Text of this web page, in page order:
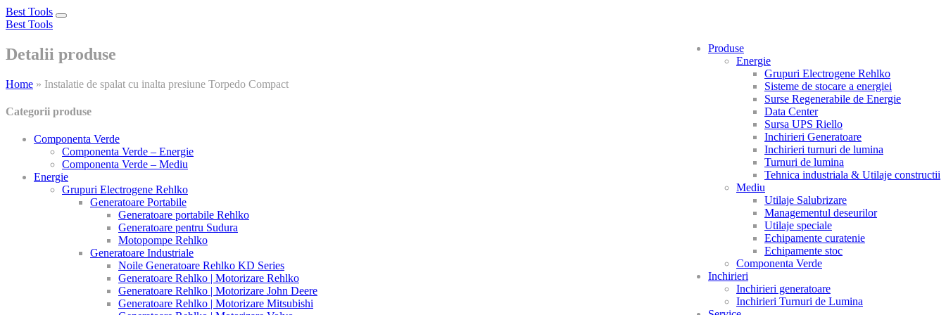
Best Tools
Toggle
Best Tools
Produse
Energie
Grupuri Electrogene Rehlko
Sisteme de stocare a energiei
Surse Regenerabile de Energie
Data Center
Sursa UPS Riello
Inchirieri Generatoare
Inchirieri turnuri de lumina
Turnuri de lumina
Tehnica industriala & Utilaje constructii
Mediu
Utilaje Salubrizare
Managementul deseurilor
Utilaje speciale
Echipamente curatenie
Echipamente stoc
Componenta Verde
Inchirieri
Inchirieri generatoare
Inchirieri Turnuri de Lumina
Detalii produse
Home » Instalatie de spalat cu inalta presiune Torpedo Compact
Categorii produse
Componenta Verde
Componenta Verde – Energie
Componenta Verde – Mediu
Energie
Grupuri Electrogene Rehlko
Generatoare Portabile
Generatoare portabile Rehlko
Generatoare pentru Sudura
Motopompe Rehlko
Generatoare Industriale
Noile Generatoare Rehlko KD Series
Generatoare Rehlko | Motorizare Rehlko
Generatoare Rehlko | Motorizare John Deere
Generatoare Rehlko | Motorizare Mitsubishi